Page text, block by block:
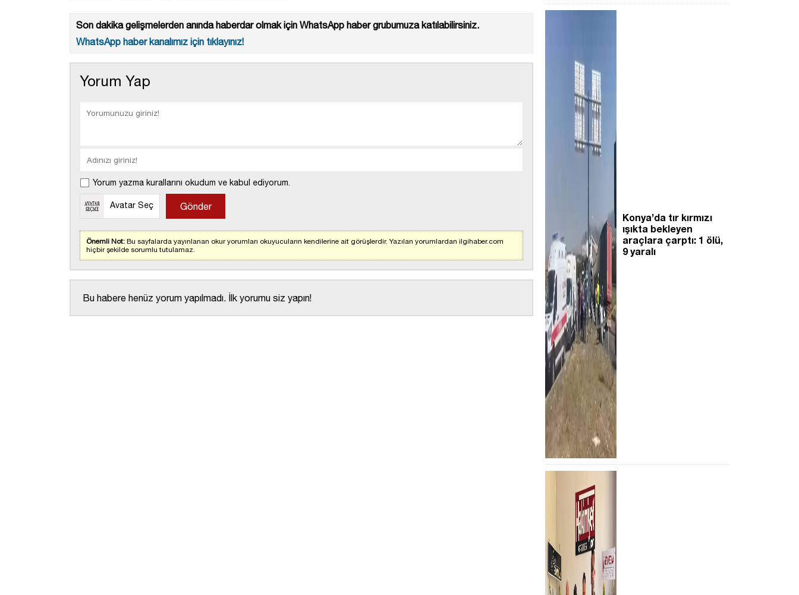
Son dakika gelişmelerden anında haberdar olmak için WhatsApp haber grubumuza katılabilirsiniz.
WhatsApp haber kanalımız için tıklayınız!
Yorum Yap
Yorum yazma kurallarını okudum ve kabul ediyorum.
Avatar Seç
Önemli Not: Bu sayfalarda yayınlanan okur yorumları okuyucuların kendilerine ait görüşlerdir. Yazılan yorumlardan ilgihaber.com
hiçbir şekilde sorumlu tutulamaz.
Bu habere henüz yorum yapılmadı. İlk yorumu siz yapın!
Konya’da tır kırmızı
ışıkta bekleyen
araçlara çarptı: 1 ölü,
9 yaralı